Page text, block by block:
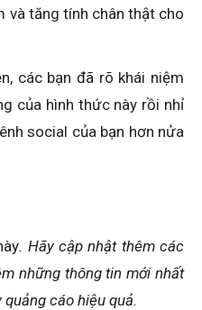
và tăng tính chân thật cho
các bạn đã rõ khái niệm
của hình thức này rồi nhỉ
social của bạn hơn nửa
. Hãy cập nhật thêm các
những thông tin mới nhất
cáo hiệu quả.